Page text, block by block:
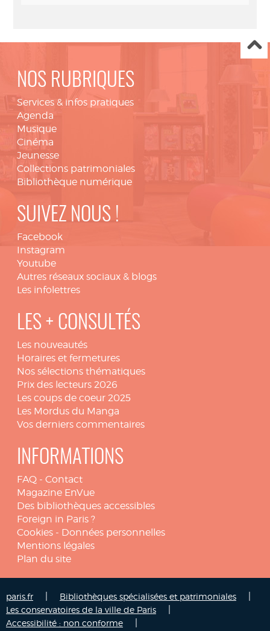
NOS RUBRIQUES
Services & infos pratiques
Agenda
Musique
Cinéma
Jeunesse
Collections patrimoniales
Bibliothèque numérique
SUIVEZ NOUS !
Facebook
Instagram
Youtube
Autres réseaux sociaux & blogs
Les infolettres
LES + CONSULTÉS
Les nouveautés
Horaires et fermetures
Nos sélections thématiques
Prix des lecteurs 2026
Les coups de coeur 2025
Les Mordus du Manga
Vos derniers commentaires
INFORMATIONS
FAQ - Contact
Magazine EnVue
Des bibliothèques accessibles
Foreign in Paris ?
Cookies - Données personnelles
Mentions légales
Plan du site
paris.fr Bibliothèques spécialisées et patrimoniales
Les conservatoires de la ville de Paris
Accessibilité : non conforme